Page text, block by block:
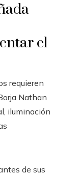
el
requieren
Nathan
iluminación
de sus